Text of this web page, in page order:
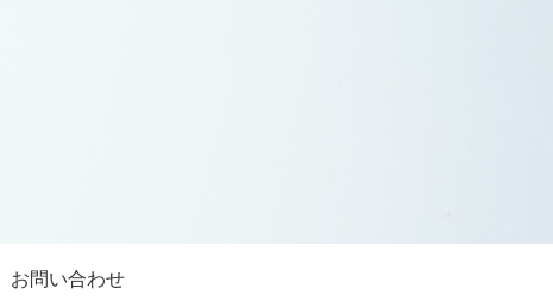
お問い合わせ